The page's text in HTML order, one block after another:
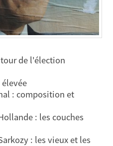
de l'élection
: composition et
: les couches
: les vieux et les